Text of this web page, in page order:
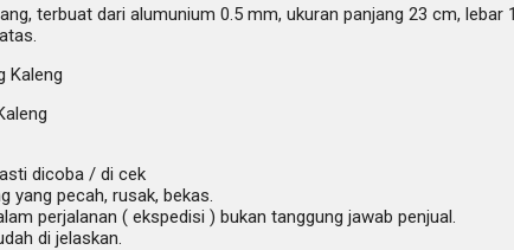
terbuat dari alumunium 0.5 mm, ukuran panjang 23 cm,
dicoba / di cek
yang pecah, rusak, bekas.
perjalanan ( ekspedisi ) bukan tanggung jawab penjual.
di jelaskan.